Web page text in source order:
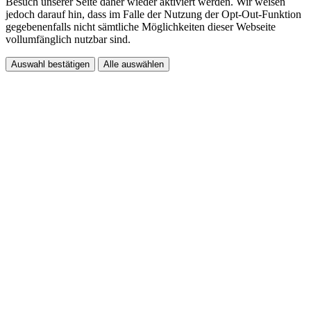
jedoch darauf hin, dass im Falle der Nutzung der Opt-Out-Funktion
gegebenenfalls nicht sämtliche Möglichkeiten dieser Webseite
vollumfänglich nutzbar sind.
Auswahl bestätigen Alle auswählen